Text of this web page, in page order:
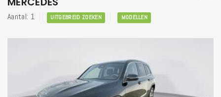
Aantal: 1 UITGEBREID ZOEKEN MODELLEN